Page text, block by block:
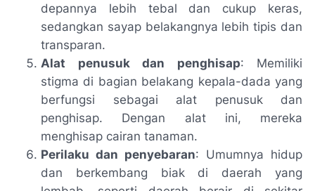
depannya lebih tebal dan cukup keras,
sedangkan sayap belakangnya lebih tipis dan
transparan.
Alat penusuk dan penghisap: Memiliki
stigma di bagian belakang kepala-dada yang
berfungsi sebagai alat penusuk dan
penghisap. Dengan alat ini, mereka
menghisap cairan tanaman.
Perilaku dan penyebaran: Umumnya hidup
dan berkembang biak di daerah yang